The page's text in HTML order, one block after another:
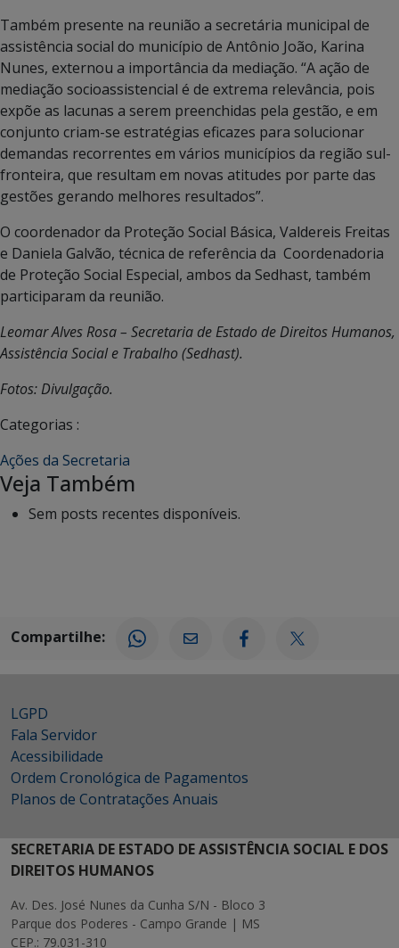
Também presente na reunião a secretária municipal de
assistência social do município de Antônio João, Karina
Nunes, externou a importância da mediação. “A ação de
mediação socioassistencial é de extrema relevância, pois
expõe as lacunas a serem preenchidas pela gestão, e em
conjunto criam-se estratégias eficazes para solucionar
demandas recorrentes em vários municípios da região sul-
fronteira, que resultam em novas atitudes por parte das
gestões gerando melhores resultados”.
O coordenador da Proteção Social Básica, Valdereis Freitas
e Daniela Galvão, técnica de referência da Coordenadoria
de Proteção Social Especial, ambos da Sedhast, também
participaram da reunião.
Leomar Alves Rosa – Secretaria de Estado de Direitos Humanos,
Assistência Social e Trabalho (Sedhast).
Fotos: Divulgação.
Categorias :
Ações da Secretaria
Veja Também
Sem posts recentes disponíveis.
Compartilhe:
LGPD
Fala Servidor
Acessibilidade
Ordem Cronológica de Pagamentos
Planos de Contratações Anuais
SECRETARIA DE ESTADO DE ASSISTÊNCIA SOCIAL E DOS
DIREITOS HUMANOS
Av. Des. José Nunes da Cunha S/N - Bloco 3
Parque dos Poderes - Campo Grande | MS
CEP.: 79.031-310